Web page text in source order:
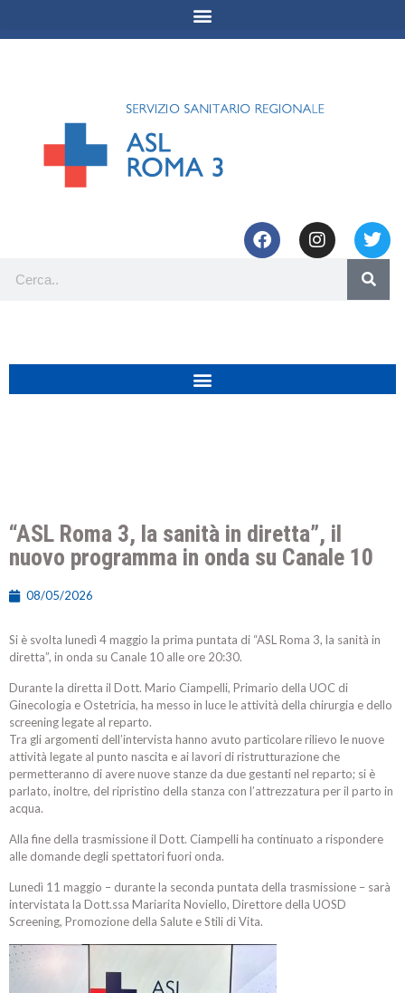
“ASL Roma 3, la sanità in diretta”, il
nuovo programma in onda su Canale 10
08/05/2026
Si è svolta lunedì 4 maggio la prima puntata di “ASL Roma 3, la sanità in
diretta”, in onda su Canale 10 alle ore 20:30.
Durante la diretta il Dott. Mario Ciampelli, Primario della UOC di
Ginecologia e Ostetricia, ha messo in luce le attività della chirurgia e dello
screening legate al reparto.
Tra gli argomenti dell’intervista hanno avuto particolare rilievo le nuove
attività legate al punto nascita e ai lavori di ristrutturazione che
permetteranno di avere nuove stanze da due gestanti nel reparto; si è
parlato, inoltre, del ripristino della stanza con l’attrezzatura per il parto in
acqua.
Alla fine della trasmissione il Dott. Ciampelli ha continuato a rispondere
alle domande degli spettatori fuori onda.
Lunedì 11 maggio – durante la seconda puntata della trasmissione – sarà
intervistata la Dott.ssa Mariarita Noviello, Direttore della UOSD
Screening, Promozione della Salute e Stili di Vita.